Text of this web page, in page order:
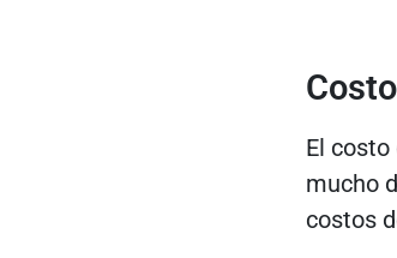
El
mucho
costos